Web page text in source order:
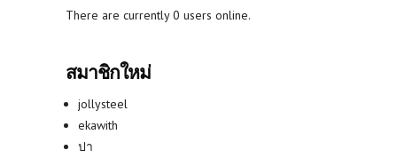
There are currently 0 users online.
สมาชิกใหม่
jollysteel
ekawith
ปา